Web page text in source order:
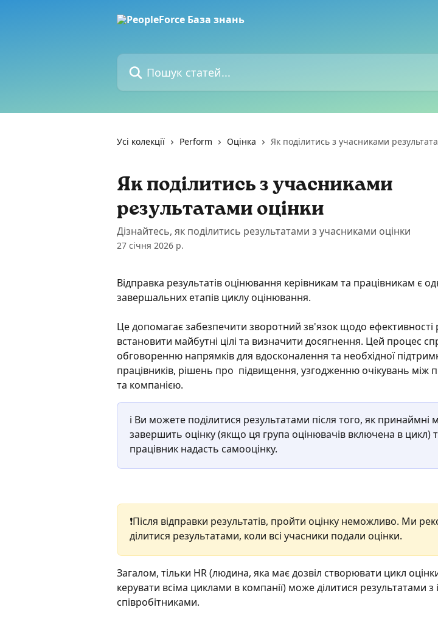
Пошук статей...
Усі колекції Perform Оцінка Як поділитись з учасниками
Як поділитись з учасниками
результатами оцінки
Дізнайтесь, як поділитись результатами з учасниками оцінки
27 січня 2026 р.
Відправка результатів оцінювання керівникам та працівникам є
завершальних етапів циклу оцінювання.
Це допомагає забезпечити зворотний зв'язок щодо ефективності
встановити майбутні цілі та визначити досягнення. Цей процес
обговоренню напрямків для вдосконалення та необхідної
працівників, рішень про  підвищення, узгодженню очікувань між
та компанією.
ℹ️ Ви можете поділитися результатами після того, як принаймні
завершить оцінку (якщо ця група оцінювачів включена в цикл)
працівник надасть самооцінку.
❗Після відправки результатів, пройти оцінку неможливо. Ми
ділитися результатами, коли всі учасники подали оцінки.
Загалом, тільки HR (людина, яка має дозвіл створювати цикл
керувати всіма циклами в компанії) може ділитися результатами
співробітниками.